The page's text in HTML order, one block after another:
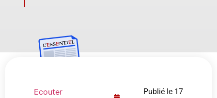
Ecouter Publié le 17